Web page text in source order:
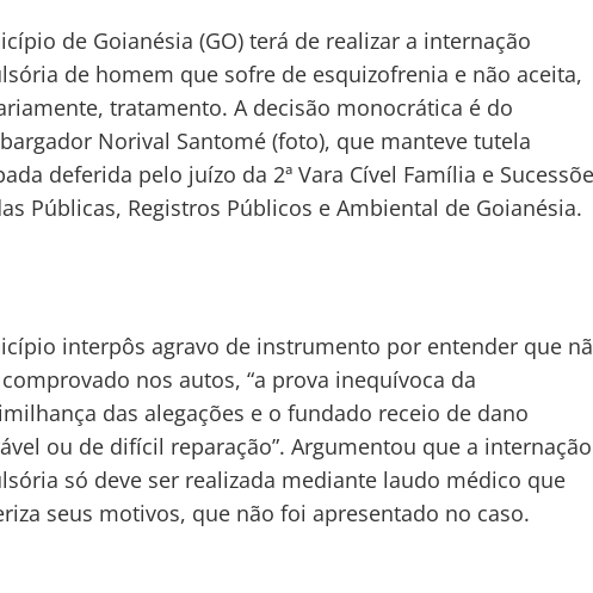
de Goianésia (GO) terá de realizar a internação
de homem que sofre de esquizofrenia e não aceita,
tratamento. A decisão monocrática é do
Norival Santomé (foto), que manteve tutela
deferida pelo juízo da 2ª Vara Cível Família e
Públicas, Registros Públicos e Ambiental de Goianésia.
interpôs agravo de instrumento por entender que
nos autos, “a prova inequívoca da
das alegações e o fundado receio de dano
ou de difícil reparação”. Argumentou que a internação
só deve ser realizada mediante laudo médico que
seus motivos, que não foi apresentado no caso.